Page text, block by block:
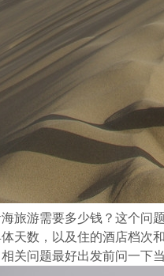
旅游需要多少钱？这个问
天数，以及住的酒店档次
关问题最好出发前问一下